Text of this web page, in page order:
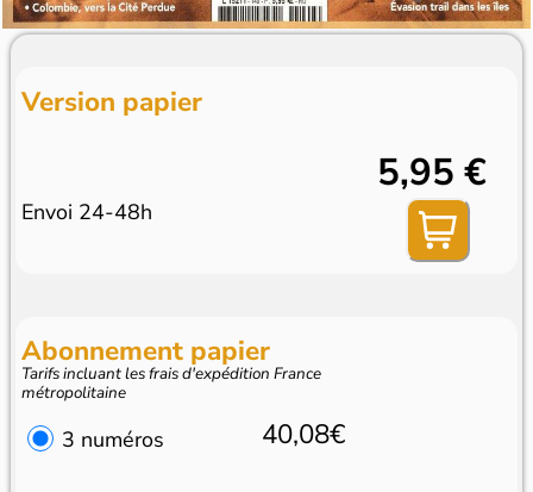
Version papier
Envoi 24-48h
5,95 €
Abonnement papier
Tarifs incluant les frais d'expédition France
métropolitaine
3 numéros 40,08€